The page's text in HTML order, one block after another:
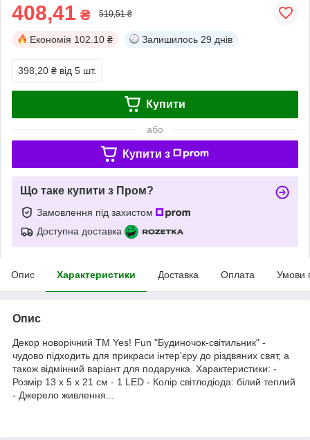
408,41 ₴ 510,51 ₴
Економія 102.10 ₴ Залишилось 29 днів
398,20 ₴ від 5 шт.
Купити
або
Купити з
Що таке купити з Пром?
Замовлення під захистом
Доступна доставка
Опис Характеристики Доставка Оплата Умови
Опис
Декор новорічний TM Yes! Fun "Будиночок-світильник" -
чудово підходить для прикраси інтер'єру до різдвяних свят, а
також відмінний варіант для подарунка. Характеристики: -
Розмір 13 х 5 x 21 см - 1 LED - Колір світлодіода: білий теплий
- Джерело живлення...